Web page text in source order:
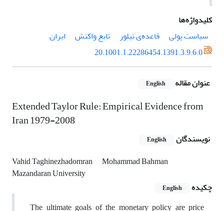
کلیدواژه‌ها
سیاست پولی
قاعده‌ی تیلور تابع واکنش
ایران
20.1001.1.22286454.1391.3.9.6.0
عنوان مقاله English
Extended Taylor Rule: Empirical Evidence from
Iran 1979-2008
نویسندگان English
Vahid Taghinezhadomran
Mohammad Bahman
Mazandaran University
چکیده
English
The ultimate goals of the monetary policy are price